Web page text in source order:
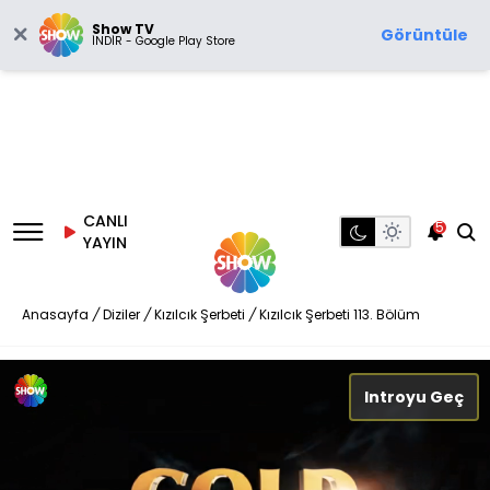
Show TV
İNDİR - Google Play Store Görüntüle
CANLI
YAYIN
5
Anasayfa / Diziler / Kızılcık Şerbeti / Kızılcık Şerbeti 113. Bölüm
Introyu Geç